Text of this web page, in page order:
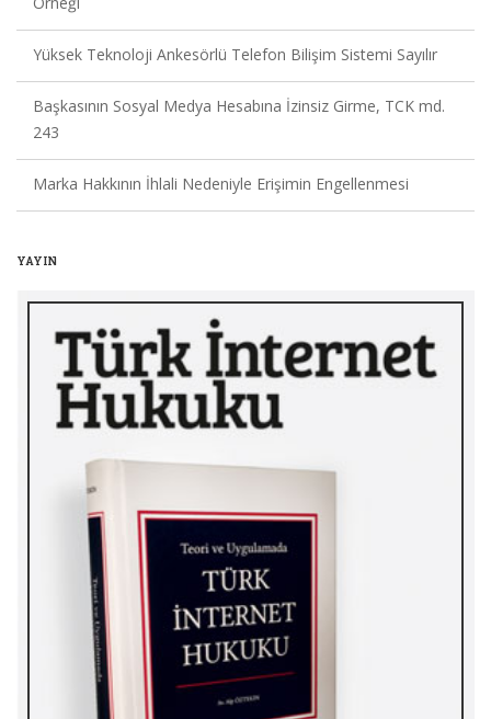
Yüksek Teknoloji Ankesörlü Telefon Bilişim Sistemi Sayılır
Başkasının Sosyal Medya Hesabına İzinsiz Girme, TCK md.
243
Marka Hakkının İhlali Nedeniyle Erişimin Engellenmesi
YAYIN